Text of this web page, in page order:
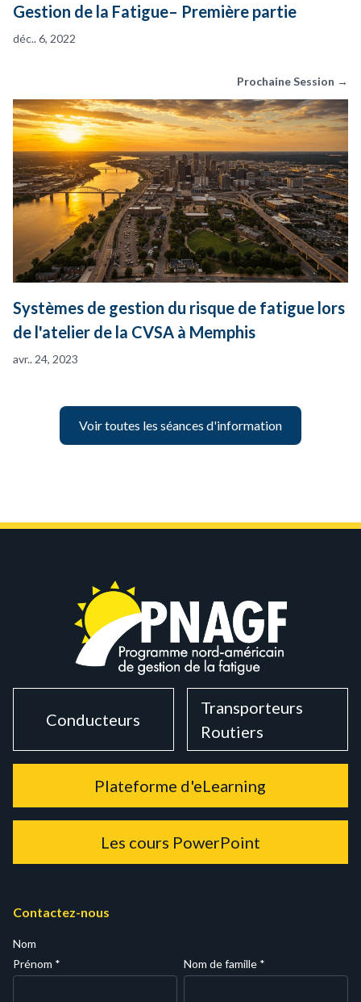
Gestion de la Fatigue– Première partie
déc.. 6, 2022
Prochaine Session →
Systèmes de gestion du risque de fatigue lors
de l'atelier de la CVSA à Memphis
avr.. 24, 2023
Voir toutes les séances d'information
Conducteurs
Transporteurs
Routiers
Plateforme d'eLearning
Les cours PowerPoint
Contactez-nous
Nom
Prénom * Nom de famille *